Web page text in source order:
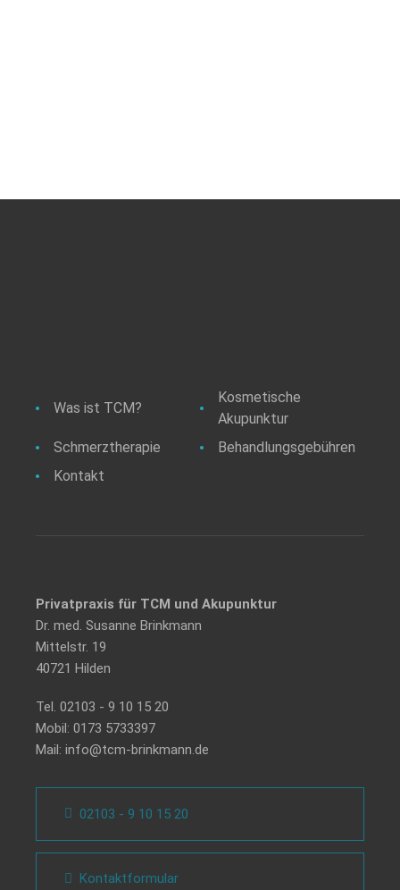
Was ist TCM?
Kosmetische
Akupunktur
Schmerztherapie
Behandlungsgebühren
Kontakt
Privatpraxis für TCM und Akupunktur
Dr. med. Susanne Brinkmann
Mittelstr. 19
40721 Hilden
Tel. 02103 - 9 10 15 20
Mobil: 0173 5733397
Mail: info@tcm-brinkmann.de
02103 - 9 10 15 20
Kontaktformular